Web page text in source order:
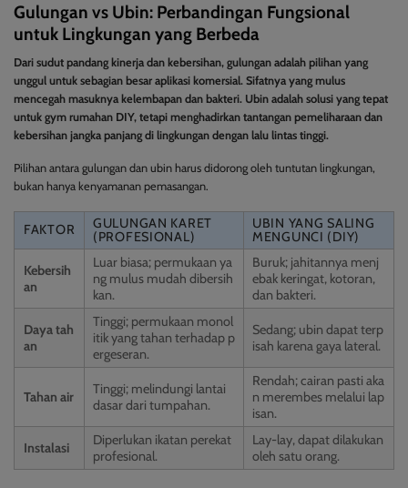
Gulungan vs Ubin: Perbandingan Fungsional
untuk Lingkungan yang Berbeda
Dari sudut pandang kinerja dan kebersihan, gulungan adalah pilihan yang
unggul untuk sebagian besar aplikasi komersial. Sifatnya yang mulus
mencegah masuknya kelembapan dan bakteri. Ubin adalah solusi yang tepat
untuk gym rumahan DIY, tetapi menghadirkan tantangan pemeliharaan dan
kebersihan jangka panjang di lingkungan dengan lalu lintas tinggi.
Pilihan antara gulungan dan ubin harus didorong oleh tuntutan lingkungan,
bukan hanya kenyamanan pemasangan.
FAKTOR
GULUNGAN KARET
(PROFESIONAL)
UBIN YANG SALING
MENGUNCI (DIY)
Kebersih
an
Luar biasa; permukaan ya
ng mulus mudah dibersih
kan.
Buruk; jahitannya menj
ebak keringat, kotoran,
dan bakteri.
Daya tah
an
Tinggi; permukaan monol
itik yang tahan terhadap p
ergeseran.
Sedang; ubin dapat terp
isah karena gaya lateral.
Tahan air
Tinggi; melindungi lantai
dasar dari tumpahan.
Rendah; cairan pasti aka
n merembes melalui lap
isan.
Instalasi
Diperlukan ikatan perekat
profesional.
Lay-lay, dapat dilakukan
oleh satu orang.